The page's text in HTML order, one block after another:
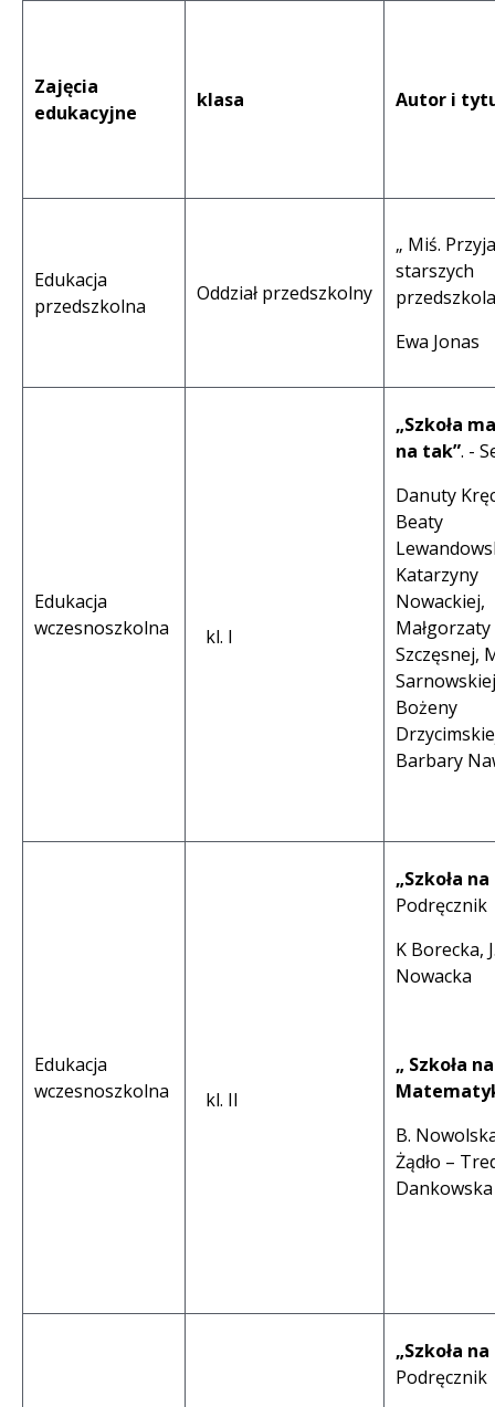
Zajęcia
edukacyjne
klasa Autor i
Edukacja
przedszkolna
Oddział przedszkolny
„ Miś.
starszych
Ewa Jonas
Edukacja
wczesnoszkolna
kl. I
„Szkoła
na tak”. -
Danuty
Beaty
Katarzyny
Nowackiej,
Małgorzaty
Szczęsnej,
Bożeny
Barbary
Edukacja
wczesnoszkolna
kl. II
„Szkoła
Podręcznik
K Borecka,
Nowacka
„ Szkoła
B.
Żądło –
Dankowska
„Szkoła
Podręcznik